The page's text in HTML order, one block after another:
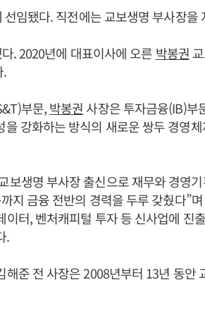
임됐다. 직전에는 교보생명 부사장을
. 2020년에 대표이사에 오른 박봉권
.
부문,박봉권 사장은 투자금융(IB)부
강화하는 방식의 새로운 쌍두 경영
보생명 부사장 출신으로 재무와 경영
지 금융 전반의 경력을 두루 갖췄다”
터, 벤처캐피털 투자 등 신사업에 진
.
준 전 사장은 2008년부터 13년 동안